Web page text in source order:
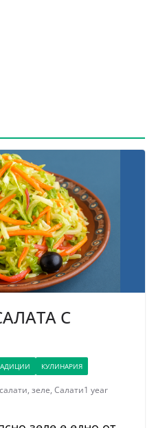
С
КУЛИНАРИЯ
, зеле, Салати1 year